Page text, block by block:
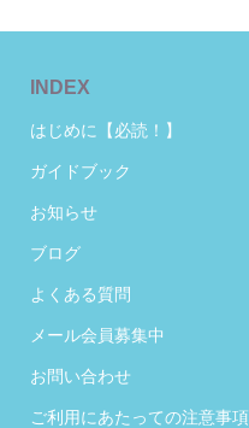
INDEX
はじめに【必読！】
ガイドブック
お知らせ
ブログ
よくある質問
メール会員募集中
お問い合わせ
ご利用にあたっての注意事項